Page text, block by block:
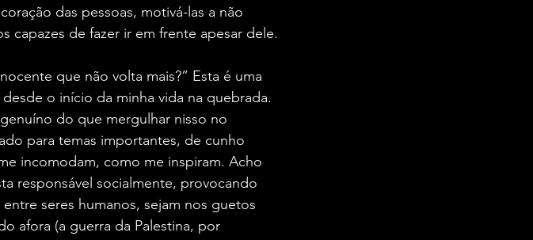
das pessoas, motivá-las a não
capazes de fazer ir em frente apesar dele.
que não volta mais?” Esta é uma
o início da minha vida na quebrada.
do que mergulhar nisso no
para temas importantes, de cunho
incomodam, como me inspiram. Acho
responsável socialmente, provocando
seres humanos, sejam nos guetos
afora (a guerra da Palestina, por